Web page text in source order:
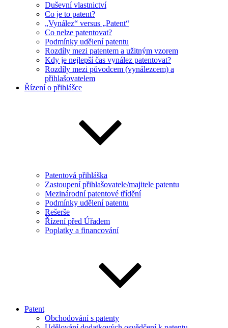
Duševní vlastnictví
Co je to patent?
„Vynález“ versus „Patent“
Co nelze patentovat?
Podmínky udělení patentu
Rozdíly mezi patentem a užitným vzorem
Kdy je nejlepší čas vynález patentovat?
Rozdíly mezi původcem (vynálezcem) a
přihlašovatelem
Řízení o přihlášce
Patentová přihláška
Zastoupení přihlašovatele/majitele patentu
Mezinárodní patentové třídění
Podmínky udělení patentu
Rešerše
Řízení před Úřadem
Poplatky a financování
Patent
Obchodování s patenty